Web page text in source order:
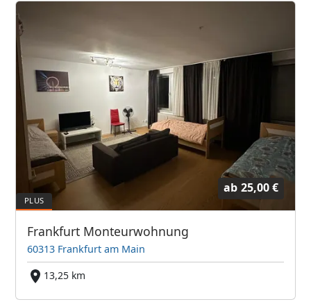
ab 25,00 €
Frankfurt Monteurwohnung
60313 Frankfurt am Main
13,25 km